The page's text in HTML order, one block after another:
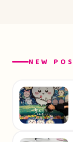
NEW